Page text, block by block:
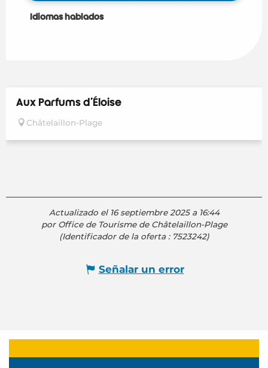
Idiomas hablados
Idiomas hablados
Aux Parfums d'Éloïse
Châtelaillon-Plage
Actualizado el 16 septiembre 2025 a 16:44
por Office de Tourisme de Châtelaillon-Plage
(Identificador de la oferta : 7523242)
Señalar un error